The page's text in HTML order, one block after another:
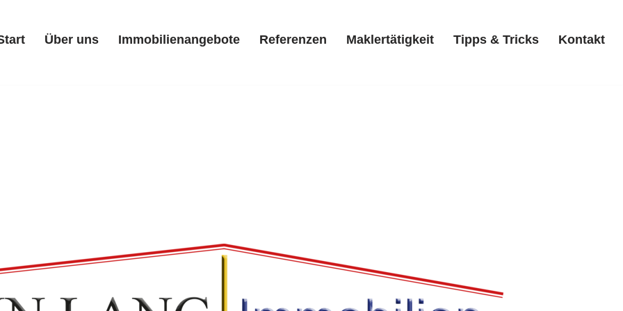
Über uns Immobilienangebote Referenzen Maklertätigkeit Tipps & Tricks Kontakt